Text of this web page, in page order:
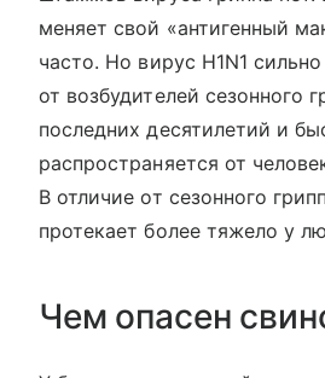
меняет свой «антигенный
часто. Но вирус H1N1
от возбудителей сезонного
последних десятилетий и
распространяется от
В отличие от сезонного
протекает более тяжело у
Чем опасен